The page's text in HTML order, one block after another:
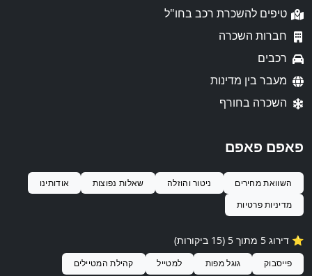
טיפים להשכרת רכב בחו"ל
חברות השכרה
רכבים
מעבר בין מדינות
השכרה בחורף
פאפם פאפם
השוואת מחירים ניטור והוזלה שאלות נפוצות
אודותינו
מדיניות פרטיות
⭐️ דירוג 5 מתוך 5 (15 ביקורות)
פייסבוק גוגל מפות למטייל קהילת המטיילים